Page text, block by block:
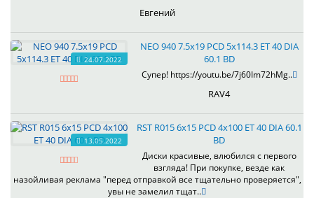
Евгений
24.07.2022
NEO 940 7.5x19 PCD 5x114.3 ET 40 DIA
60.1 BD
Супер! https://youtu.be/7j60Im72hMg..
RAV4
13.05.2022
RST R015 6x15 PCD 4x100 ET 40 DIA 60.1
BD
Диски красивые, влюбился с первого
взгляда! При покупке, везде как
назойливая реклама "перед отправкой все тщательно проверяется",
увы не замелил тщат..